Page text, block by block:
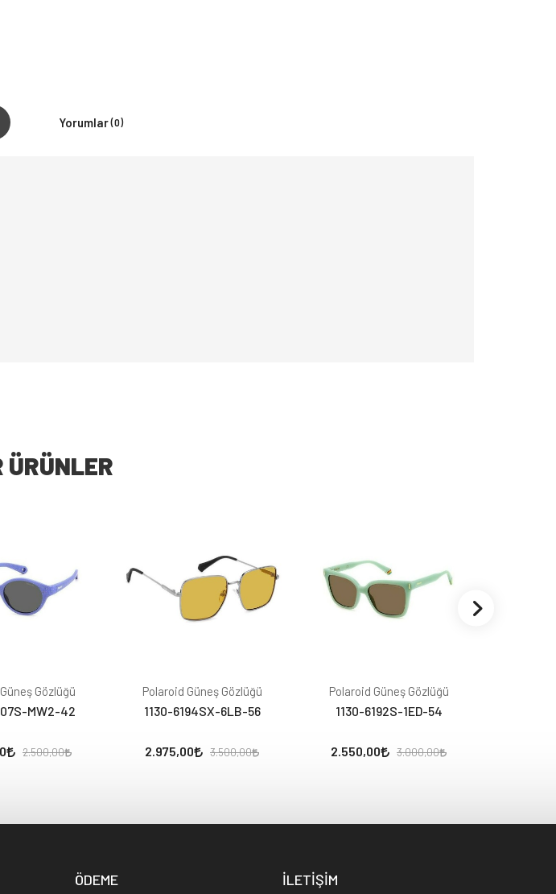
Yorumlar(0)
ÜRÜNLER
Gözlüğü
MW2-42
2.500,00
Polaroid Güneş Gözlüğü
1130-6194SX-6LB-56
2.975,00 3.500,00
Polaroid Güneş Gözlüğü
1130-6192S-1ED-54
2.550,00 3.000,00
ÖDEME İLETİŞİM